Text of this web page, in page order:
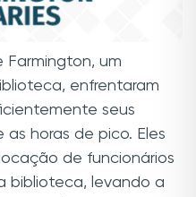
Farmington, um
enfrentaram
seus
as horas de pico. Eles
de funcionários
biblioteca, levando a